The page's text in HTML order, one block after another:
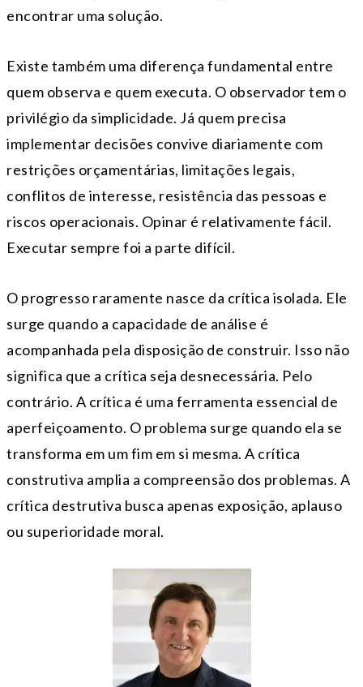
encontrar uma solução.
Existe também uma diferença fundamental entre
quem observa e quem executa. O observador tem o
privilégio da simplicidade. Já quem precisa
implementar decisões convive diariamente com
restrições orçamentárias, limitações legais,
conflitos de interesse, resistência das pessoas e
riscos operacionais. Opinar é relativamente fácil.
Executar sempre foi a parte difícil.
O progresso raramente nasce da crítica isolada. Ele
surge quando a capacidade de análise é
acompanhada pela disposição de construir. Isso não
significa que a crítica seja desnecessária. Pelo
contrário. A crítica é uma ferramenta essencial de
aperfeiçoamento. O problema surge quando ela se
transforma em um fim em si mesma. A crítica
construtiva amplia a compreensão dos problemas. A
crítica destrutiva busca apenas exposição, aplauso
ou superioridade moral.